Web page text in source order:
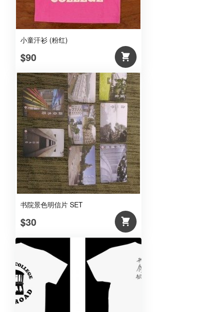
小童汗衫 (粉红)
$90
书院景色明信片 SET
$30